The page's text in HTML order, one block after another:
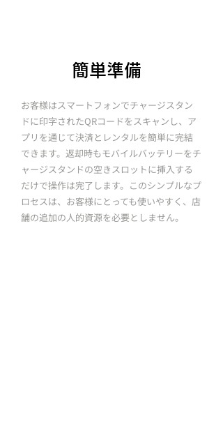
簡単準備
お客様はスマートフォンでチャージスタン
ドに印字されたQRコードをスキャンし、ア
プリを通じて決済とレンタルを簡単に完結
できます。返却時もモバイルバッテリーをチ
ャージスタンドの空きスロットに挿入する
だけで操作は完了します。このシンプルなプ
ロセスは、お客様にとっても使いやすく、店
舗の追加の人的資源を必要としません。